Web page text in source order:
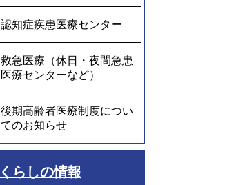
認知症疾患医療センター
救急医療（休日・夜間急患
医療センターなど）
後期高齢者医療制度につい
てのお知らせ
くらしの情報